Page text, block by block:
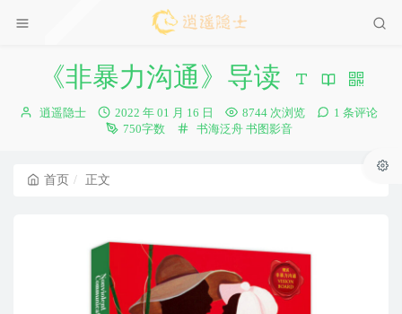
《非暴力沟通》导读
博
逍遥隐士
发
布
2022 年 01 月 16 日 8744 次浏览
1 条评论
750字数
分
书海泛舟 书图影音
首页 正文